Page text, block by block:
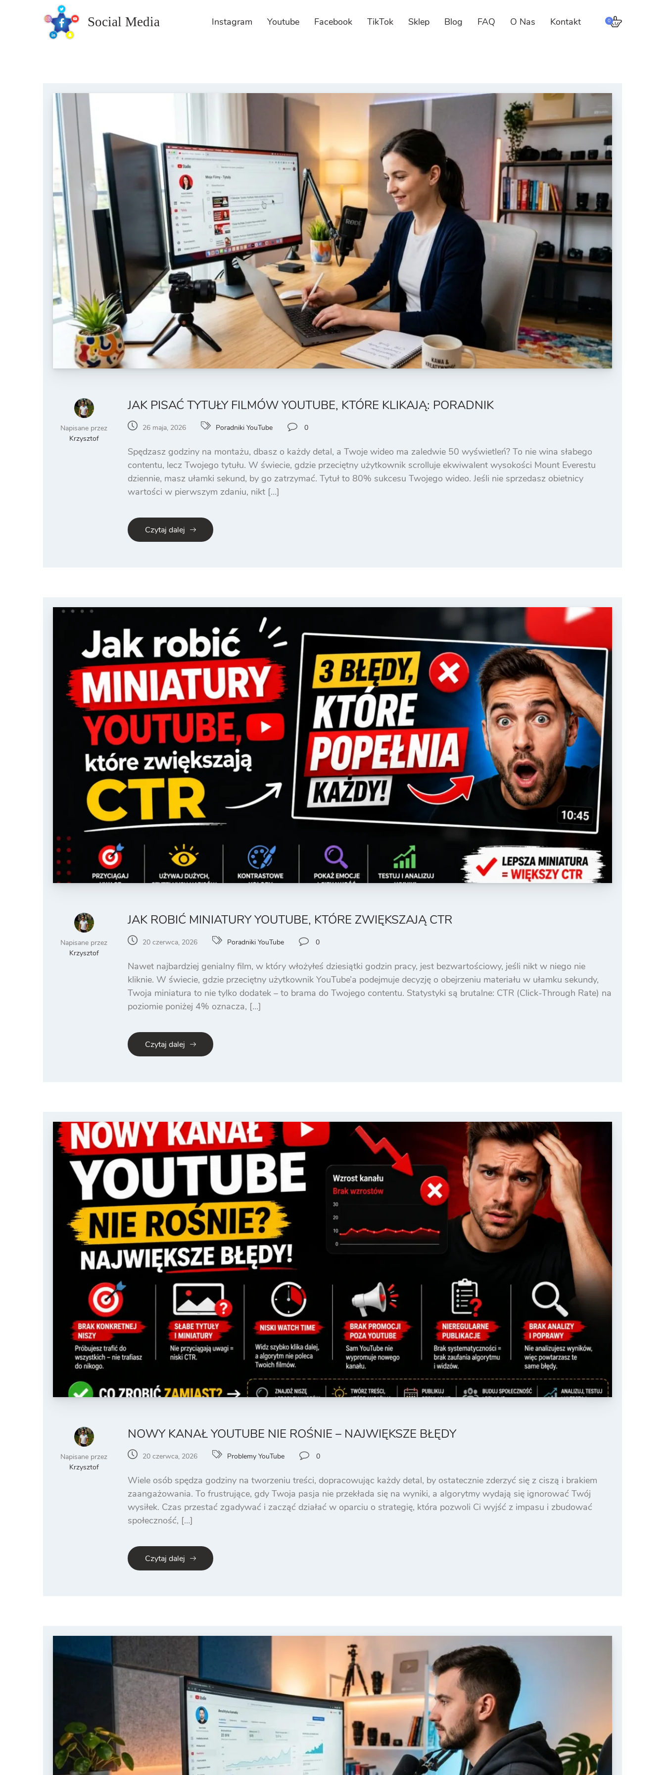
Social Media Instagram Youtube Facebook TikTok Sklep Blog FAQ O Nas Kontakt 0
Napisane przez
Krzysztof
JAK PISAĆ TYTUŁY FILMÓW YOUTUBE, KTÓRE KLIKAJĄ: PORADNIK
26 maja, 2026 Poradniki YouTube 0
Spędzasz godziny na montażu, dbasz o każdy detal, a Twoje wideo ma zaledwie 50 wyświetleń? To nie wina słabego
contentu, lecz Twojego tytułu. W świecie, gdzie przeciętny użytkownik scrolluje ekwiwalent wysokości Mount Everestu
dziennie, masz ułamki sekund, by go zatrzymać. Tytuł to 80% sukcesu Twojego wideo. Jeśli nie sprzedasz obietnicy
wartości w pierwszym zdaniu, nikt […]
Czytaj dalej
Napisane przez
Krzysztof
JAK ROBIĆ MINIATURY YOUTUBE, KTÓRE ZWIĘKSZAJĄ CTR
20 czerwca, 2026 Poradniki YouTube 0
Nawet najbardziej genialny film, w który włożyłeś dziesiątki godzin pracy, jest bezwartościowy, jeśli nikt w niego nie
kliknie. W świecie, gdzie przeciętny użytkownik YouTube’a podejmuje decyzję o obejrzeniu materiału w ułamku sekundy,
Twoja miniatura to nie tylko dodatek – to brama do Twojego contentu. Statystyki są brutalne: CTR (Click-Through Rate) na
poziomie poniżej 4% oznacza, […]
Czytaj dalej
Napisane przez
Krzysztof
NOWY KANAŁ YOUTUBE NIE ROŚNIE – NAJWIĘKSZE BŁĘDY
20 czerwca, 2026 Problemy YouTube 0
Wiele osób spędza godziny na tworzeniu treści, dopracowując każdy detal, by ostatecznie zderzyć się z ciszą i brakiem
zaangażowania. To frustrujące, gdy Twoja pasja nie przekłada się na wyniki, a algorytmy wydają się ignorować Twój
wysiłek. Czas przestać zgadywać i zacząć działać w oparciu o strategię, która pozwoli Ci wyjść z impasu i zbudować
społeczność, […]
Czytaj dalej